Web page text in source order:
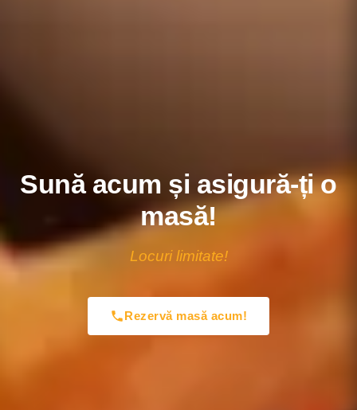
Sună acum și asigură-ți o
masă!
Locuri limitate!
Rezervă masă acum!